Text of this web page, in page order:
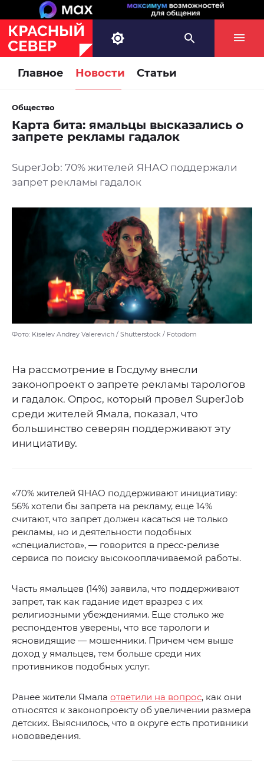
Главное Новости Статьи
Общество
Карта бита: ямальцы высказались о
запрете рекламы гадалок
SuperJob: 70% жителей ЯНАО поддержали
запрет рекламы гадалок
Фото: Kiselev Andrey Valerevich / Shutterstock / Fotodom
На рассмотрение в Госдуму внесли
законопроект о запрете рекламы тарологов
и гадалок. Опрос, который провел SuperJob
среди жителей Ямала, показал, что
большинство северян поддерживают эту
инициативу.
«70% жителей ЯНАО поддерживают инициативу:
56% хотели бы запрета на рекламу, еще 14%
считают, что запрет должен касаться не только
рекламы, но и деятельности подобных
«специалистов», — говорится в пресс-релизе
сервиса по поиску высокооплачиваемой работы.
Часть ямальцев (14%) заявила, что поддерживают
запрет, так как гадание идет вразрез с их
религиозными убеждениями. Еще столько же
респондентов уверены, что все тарологи и
ясновидящие — мошенники. Причем чем выше
доход у ямальцев, тем больше среди них
противников подобных услуг.
Ранее жители Ямала ответили на вопрос, как они
относятся к законопроекту об увеличении размера
детских. Выяснилось, что в округе есть противники
нововведения.